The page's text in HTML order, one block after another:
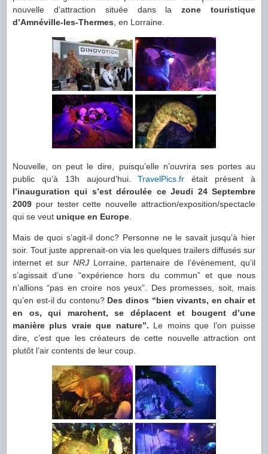
nouvelle d’attraction située dans lazone touristique
d’Amnéville-les-Thermes, en Lorraine.
Nouvelle, on peut le dire, puisqu’elle n’ouvrira ses portes au
public qu’à 13h aujourd’hui.TravelPics.fr était présent à
l’inauguration qui s’est déroulée ce Jeudi 24 Septembre
2009 pour tester cette nouvelle attraction/exposition/spectacle
qui se veut unique en Europe.
Mais de quoi s’agit-il donc? Personne ne le savait jusqu’à hier
soir. Tout juste apprenait-on via les quelques trailers diffusés sur
internet et sur NRJLorraine, partenaire de l’évènement, qu’il
s’agissait d’une “expérience hors du commun” et que nous
n’allions “pas en croire nos yeux”. Des promesses, soit, mais
qu’en est-il du contenu? Des dinos “bien vivants, en chair et
en os, qui marchent, se déplacent et bougent d’une
manière plus vraie que nature”. Le moins que l’on puisse
dire, c’est que les créateurs de cette nouvelle attraction ont
plutôt l’air contents de leur coup.